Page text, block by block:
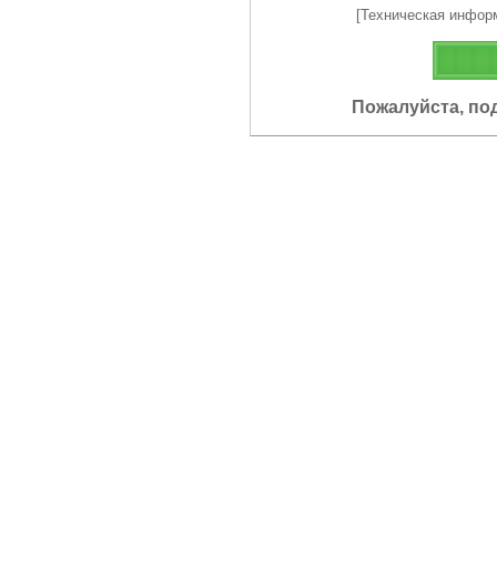
[Техническая
Пожалуйста,